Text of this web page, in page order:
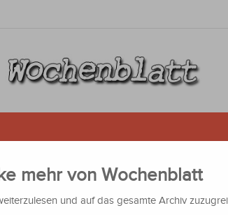
getötet: Freundin als
mehr von Wochenblatt
und auf das gesamte Archiv